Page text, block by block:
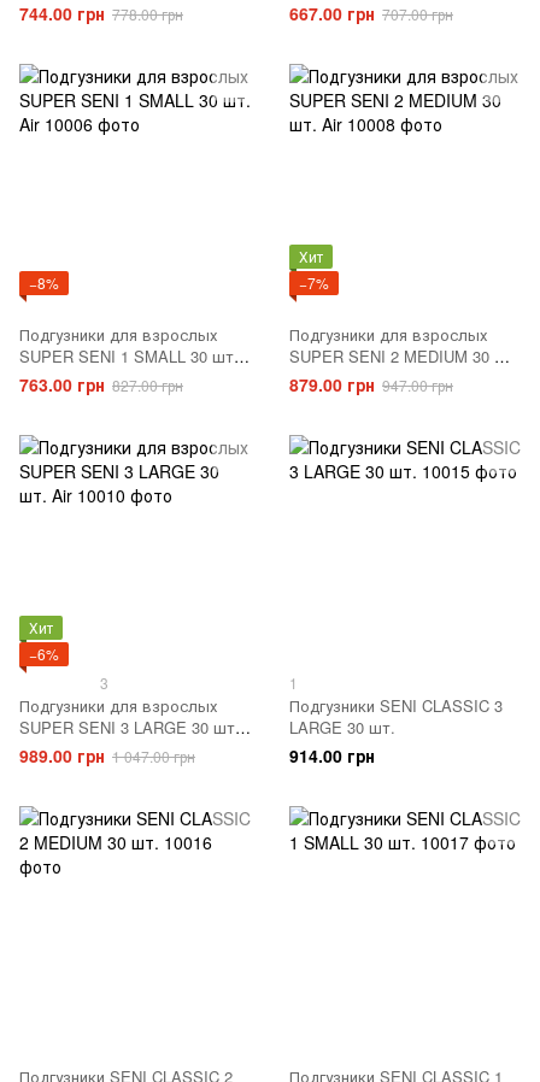
744.00 грн 778.00 грн 667.00 грн 707.00 грн
−8%
Подгузники для взрослых
SUPER SENI 1 SMALL 30 шт.
Air
763.00 грн 827.00 грн
Хит
−7%
Подгузники для взрослых
SUPER SENI 2 MEDIUM 30 шт.
Air
879.00 грн 947.00 грн
Хит
−6%
3
Подгузники для взрослых
SUPER SENI 3 LARGE 30 шт.
Air
989.00 грн 1 047.00 грн
1
Подгузники SENI CLASSIC 3
LARGE 30 шт.
914.00 грн
Подгузники SENI CLASSIC 2
Подгузники SENI CLASSIC 1